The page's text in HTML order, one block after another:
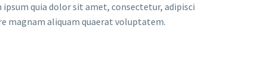
quia dolor sit amet, consectetur, adipisci
magnam aliquam quaerat voluptatem.